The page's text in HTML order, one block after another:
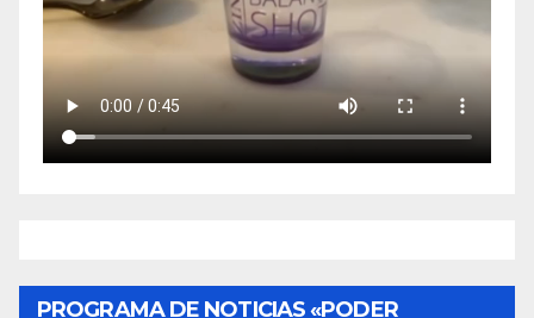
PROGRAMA DE NOTICIAS «PODER